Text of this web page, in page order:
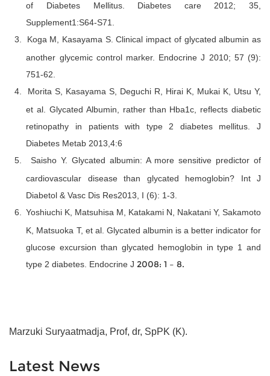
of Diabetes Mellitus. Diabetes care 2012; 35,
Supplement1:S64-S71.
3.
Koga M, Kasayama S. Clinical impact of glycated albumin as
another glycemic control marker. Endocrine J 2010; 57 (9):
751-62.
4.
Morita S, Kasayama S, Deguchi R, Hirai K, Mukai K, Utsu Y,
et al.Glycated Albumin, rather than Hba1c, reflects diabetic
retinopathy in patients with type 2 diabetes mellitus . J
Diabetes Metab 2013,4:6
5.
Saisho Y. Glycated albumin: A more sensitive predictor of
cardiovascular disease than glycated hemoglobin? Int J
Diabetol & Vasc Dis Res2013, I (6): 1-3.
6.
Yoshiuchi K, Matsuhisa M, Katakami N, Nakatani Y, Sakamoto
K, Matsuoka T, et al. Glycated albumin is a better indicator for
glucose excursion than glycated hemoglobin in type 1 and
type 2 diabetes. Endocrine J 2008: 1 – 8.
Marzuki Suryaatmadja, Prof, dr, SpPK (K).
Latest News